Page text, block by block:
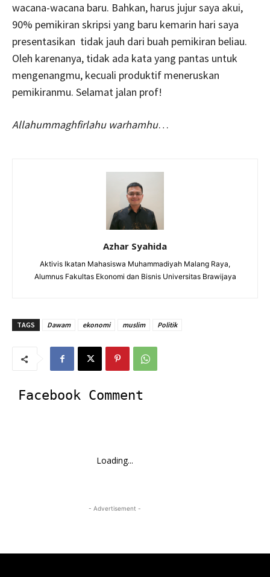
wacana-wacana baru. Bahkan, harus jujur saya akui,
90% pemikiran skripsi yang baru kemarin hari saya
presentasikan tidak jauh dari buah pemikiran beliau.
Oleh karenanya, tidak ada kata yang pantas untuk
mengenangmu, kecuali produktif meneruskan
pemikiranmu. Selamat jalan prof!
Allahummaghfirlahu warhamhu…
Azhar Syahida
Aktivis Ikatan Mahasiswa Muhammadiyah Malang Raya,
Alumnus Fakultas Ekonomi dan Bisnis Universitas Brawijaya
TAGS Dawam ekonomi muslim Politik
Facebook Comment
Loading...
- Advertisement -